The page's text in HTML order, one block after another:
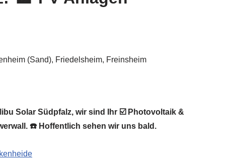
Solar Südpfalz, wir sind Ihr ☑️ Photovoltaik &
☎️ Hoffentlich sehen wir uns bald.